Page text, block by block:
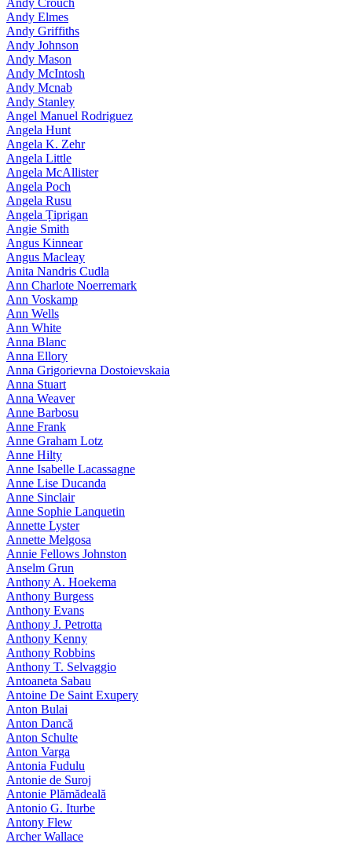
Andy Elmes
Andy Griffiths
Andy Johnson
Andy Mason
Andy McIntosh
Andy Mcnab
Andy Stanley
Angel Manuel Rodriguez
Angela Hunt
Angela K. Zehr
Angela Little
Angela McAllister
Angela Poch
Angela Rusu
Angela Țiprigan
Angie Smith
Angus Kinnear
Angus Macleay
Anita Nandris Cudla
Ann Charlote Noerremark
Ann Voskamp
Ann Wells
Ann White
Anna Blanc
Anna Ellory
Anna Grigorievna Dostoievskaia
Anna Stuart
Anna Weaver
Anne Barbosu
Anne Frank
Anne Graham Lotz
Anne Hilty
Anne Isabelle Lacassagne
Anne Lise Ducanda
Anne Sinclair
Anne Sophie Lanquetin
Annette Lyster
Annette Melgosa
Annie Fellows Johnston
Anselm Grun
Anthony A. Hoekema
Anthony Burgess
Anthony Evans
Anthony J. Petrotta
Anthony Kenny
Anthony Robbins
Anthony T. Selvaggio
Antoaneta Sabau
Antoine De Saint Exupery
Anton Bulai
Anton Dancă
Anton Schulte
Anton Varga
Antonia Fudulu
Antonie de Suroj
Antonie Plămădeală
Antonio G. Iturbe
Antony Flew
Archer Wallace